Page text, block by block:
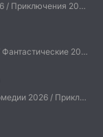
Боевики 2026 / Мелодрамы 2026 / Приключения 2026 / Ужасы 2026 / Фантастические 2026 / Зарубежные фильмы 2026 / Американские фильмы / Фильмы 2026
Боевики 2026 / Триллеры 2026 / Фантастические 2026 / Зарубежные фильмы 2026 / Американские фильмы / Фильмы 2026
Боевики 2026 / Драмы 2026 / Комедии 2026 / Приключения 2026 / Фантастические 2026 / Зарубежные фильмы 2026 / Американские фильмы / Фильмы 2026